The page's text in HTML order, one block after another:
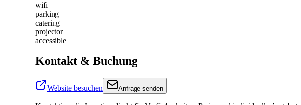
wifi
parking
catering
projector
accessible
Kontakt & Buchung
Website besuchen Anfrage senden